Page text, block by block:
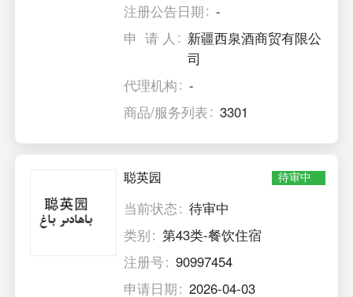
注册公告日期
-
申 请 人
新疆西泉酒商贸有限公
司
代理机构
-
商品/服务列表
3301
聪英园 待审中
当前状态
待审中
类别
第43类-餐饮住宿
注册号
90997454
申请日期
2026-04-03